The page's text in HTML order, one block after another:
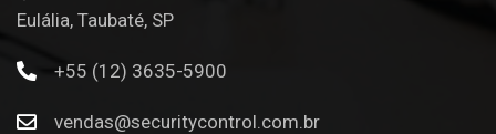
Eulália, Taubaté, SP
+55 (12) 3635-5900
vendas@securitycontrol.com.br